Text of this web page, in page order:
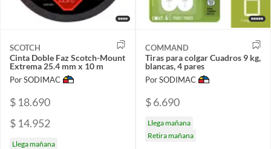
SCOTCH
Cinta Doble Faz Scotch-Mount
Extrema 25.4 mm x 10 m
Por SODIMAC
$ 18.690
$ 14.952
Llega mañana
COMMAND
Tiras para colgar Cuadros 9 kg,
blancas, 4 pares
Por SODIMAC
$ 6.690
Llega mañana
Retira mañana